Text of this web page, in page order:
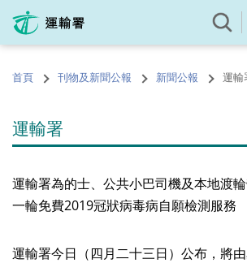
內
的首頁 刊物及新聞公報 新聞公報 運輸
運輸署
運輸署為的士、公共小巴司機及本地渡
一輪免費2019冠狀病毒病自願檢測服務
運輸署今日（四月二十三日）公布，將